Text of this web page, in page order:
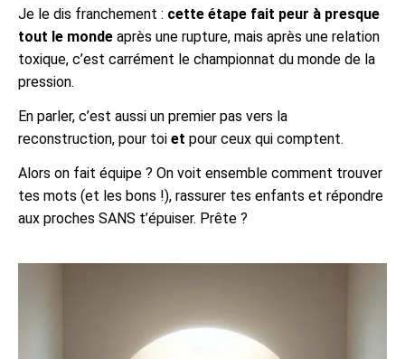
Je le dis franchement : cette étape fait peur à presque
tout le monde après une rupture, mais après une relation
toxique, c’est carrément le championnat du monde de la
pression.
En parler, c’est aussi un premier pas vers la
reconstruction, pour toi et pour ceux qui comptent.
Alors on fait équipe ? On voit ensemble comment trouver
tes mots (et les bons !), rassurer tes enfants et répondre
aux proches SANS t’épuiser. Prête ?